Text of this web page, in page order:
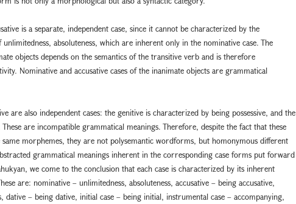
is a separate, independent case, since it cannot be characterized by the
absoluteness, which are inherent only in the nominative case. The
objects depends on the semantics of the transitive verb and is therefore
Nominative and accusative cases of the inanimate objects are grammatical
are also independent cases: the genitive is characterized by being possessive, and the
are incompatible grammatical meanings. Therefore, despite the fact that these
morphemes, they are not polysemantic wordforms, but homonymous different
grammatical meanings inherent in the corresponding case forms put forward
we come to the conclusion that each case is characterized by its inherent
are: nominative – unlimitedness, absoluteness, accusative – being accusative,
dative – being dative, initial case – being initial, instrumental case – accompanying,